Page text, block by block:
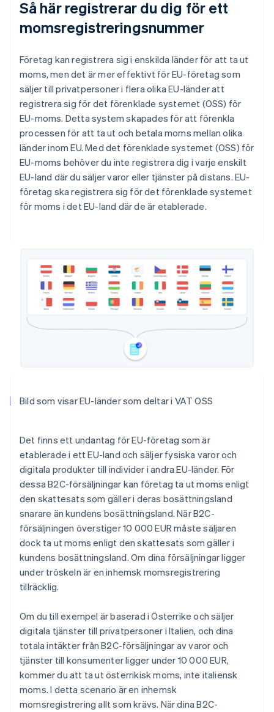
Så här registrerar du dig för ett
momsregistreringsnummer
Företag kan registrera sig i enskilda länder för att ta ut
moms, men det är mer effektivt för EU-företag som
säljer till privatpersoner i flera olika EU-länder att
registrera sig för det förenklade systemet (OSS) för
EU-moms. Detta system skapades för att förenkla
processen för att ta ut och betala moms mellan olika
länder inom EU. Med det förenklade systemet (OSS) för
EU-moms behöver du inte registrera dig i varje enskilt
EU-land där du säljer varor eller tjänster på distans. EU-
företag ska registrera sig för det förenklade systemet
för moms i det EU-land där de är etablerade.
Bild som visar EU-länder som deltar i VAT OSS
Det finns ett undantag för EU-företag som är
etablerade i ett EU-land och säljer fysiska varor och
digitala produkter till individer i andra EU-länder. För
dessa B2C-försäljningar kan företag ta ut moms enligt
den skattesats som gäller i deras bosättningsland
snarare än kundens bosättningsland. När B2C-
försäljningen överstiger 10 000 EUR måste säljaren
dock ta ut moms enligt den skattesats som gäller i
kundens bosättningsland. Om dina försäljningar ligger
under tröskeln är en inhemsk momsregistrering
tillräcklig.
Om du till exempel är baserad i Österrike och säljer
digitala tjänster till privatpersoner i Italien, och dina
totala intäkter från B2C-försäljningar av varor och
tjänster till konsumenter ligger under 10 000 EUR,
kommer du att ta ut österrikisk moms, inte italiensk
moms. I detta scenario är en inhemsk
momsregistrering allt som krävs. När dina B2C-